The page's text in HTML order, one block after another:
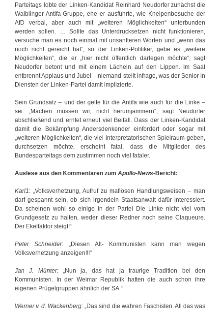
Parteitags lobte der Linken-Kandidat Reinhard Neudorfer zunächst die
Waiblinger Antifa-Gruppe, ehe er ausführte, wie Kneipenbesuche der
AfD verbal, aber auch mit „weiteren Möglichkeiten“ unterbunden
werden sollen. … Sollte das Unterdrucksetzen nicht funktionieren,
versuche man es noch einmal mit unsanfteren Worten und „wenn das
noch nicht gereicht hat“, so der Linken-Politiker, gebe es „weitere
Möglichkeiten“, die er „hier nicht öffentlich darlegen möchte“, sagt
Neudorfer betont und mit einem Lächeln auf den Lippen. Im Saal
entbrennt Applaus und Jubel – niemand stellt infrage, was der Senior in
Diensten der Linken-Partei damit implizierte.
Sein Grundsatz – und der gelte für die Antifa wie auch für die Linke –
sei: „Machen müssen wir, nicht herumjammern“, sagt Neudorfer
abschließend und erntet erneut viel Beifall. Dass der Linken-Kandidat
damit die Bekämpfung Andersdenkender einfordert oder sogar mit
„weiteren Möglichkeiten“, die viel interpretatorischen Spielraum geben,
durchsetzen möchte, erscheint fatal, dass die Mitglieder des
Bundesparteitags dem zustimmen noch viel fataler.
Auslese aus den Kommentaren zum Apollo-News-Bericht:
Karl1: „Volksverhetzung, Aufruf zu mafiösen Handlungsweisen – man
darf gespannt sein, ob sich irgendein Staatsanwalt dafür interessiert.
Da scheinen wohl so einige in der Partei Die Linke nicht viel vom
Grundgesetz zu halten, weder dieser Redner noch seine Claqueure.
Der Ekelfaktor steigt!“
Peter Schneider: „Diesen Alt- Kommunisten kann man wegen
Volksverhetzung anzeigen!!!“
Jan J. Münter:„Nun ja, das hat ja traurige Tradition bei den
Kommunisten. In der Weimar Republik hatten die auch schon ihre
eigenen Prügelgruppen ähnlich der SA.“
Werner v. d. Wackenberg:„Das sind die wahren Faschisten. All das was